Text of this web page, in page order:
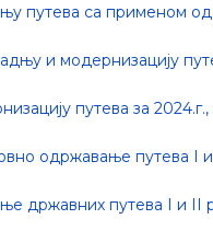
путева са применом од
и модернизацију
путева за
одржавање путева I
државних путева I и II